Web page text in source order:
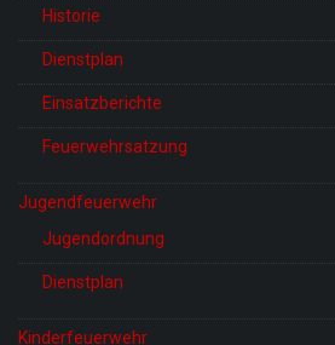
Historie
Dienstplan
Einsatzberichte
Feuerwehrsatzung
Jugendfeuerwehr
Jugendordnung
Dienstplan
Kinderfeuerwehr